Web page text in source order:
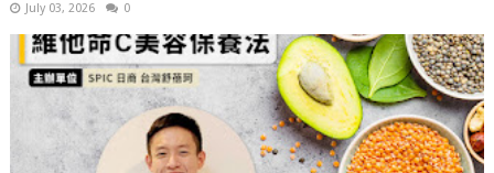
July 03, 2026 0